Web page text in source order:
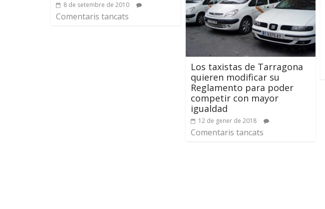
8 de setembre de 2010
Comentaris tancats
Los taxistas de Tarragona
quieren modificar su
Reglamento para poder
competir con mayor
igualdad
12 de gener de 2018
Comentaris tancats